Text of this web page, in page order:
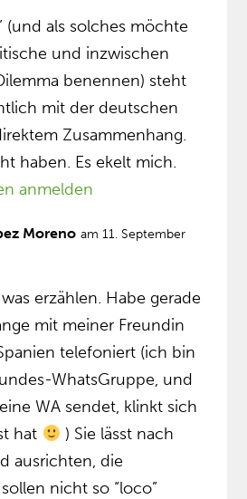
(und als solches möchte
und inzwischen
benennen) steht
mit der deutschen
Zusammenhang.
haben. Es ekelt mich.
anmelden
Moreno am 11. September
erzählen. Habe gerade
mit meiner Freundin
telefoniert (ich bin
WhatsGruppe, und
WA sendet, klinkt sich
hat
) Sie lässt nach
ausrichten, die
nicht so “loco”